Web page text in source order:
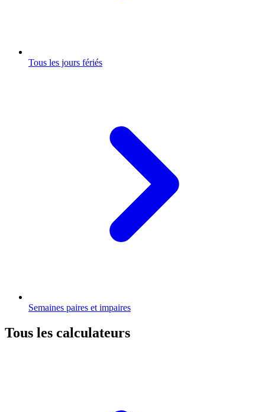
Tous les jours fériés
Semaines paires et impaires
Tous les calculateurs